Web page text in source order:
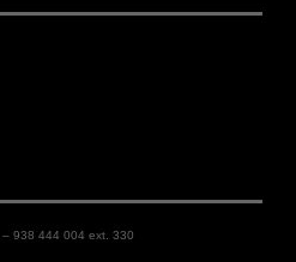
938 444 004 ext. 330
la nostra web
nostre lloc
el millor